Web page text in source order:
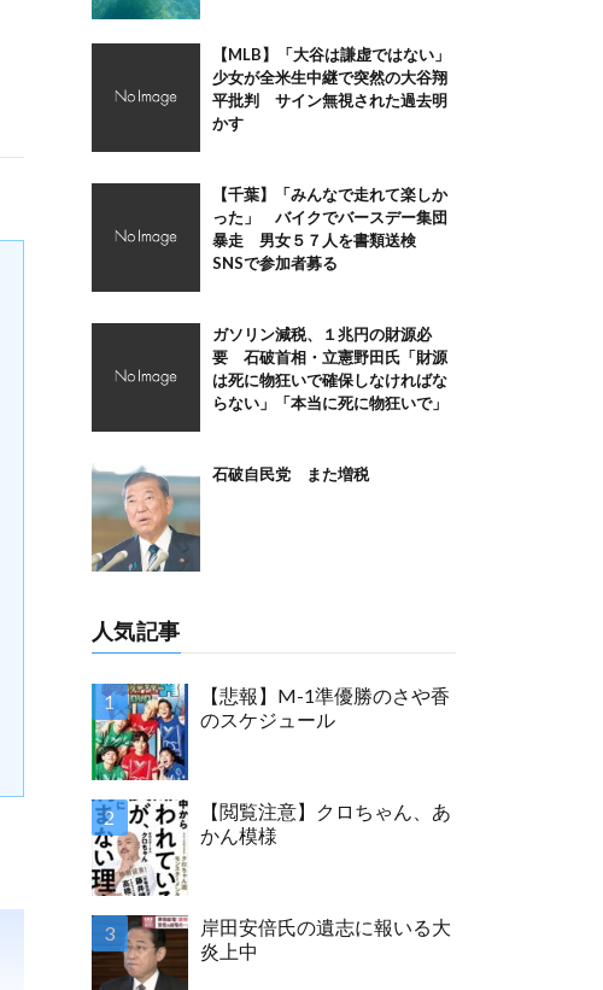
【MLB】「大谷は謙虚ではない」
少女が全米生中継で突然の大谷翔
平批判 サイン無視された過去明
かす
【千葉】「みんなで走れて楽しか
った」 バイクでバースデー集団
暴走 男女５７人を書類送検
SNSで参加者募る
ガソリン減税、１兆円の財源必
要 石破首相・立憲野田氏「財源
は死に物狂いで確保しなければな
らない」「本当に死に物狂いで」
石破自民党 また増税
人気記事
【悲報】M-1準優勝のさや香
のスケジュール
【閲覧注意】クロちゃん、あ
かん模様
岸田安倍氏の遺志に報いる大
炎上中